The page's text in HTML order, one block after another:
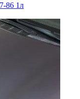
86 1л